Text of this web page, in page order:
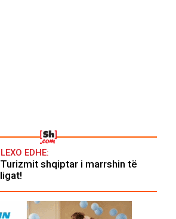
LEXO EDHE:
Turizmit shqiptar i marrshin të
ligat!